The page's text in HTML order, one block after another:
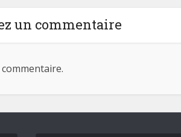
un commentaire